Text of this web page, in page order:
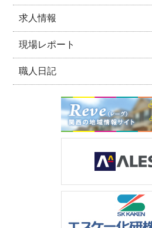
求人情報
現場レポート
職人日記